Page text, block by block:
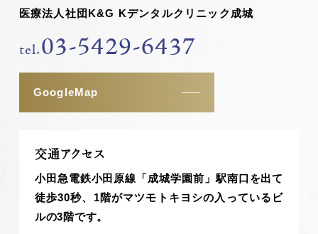
医療法人社団K&G Kデンタルクリニック成城
tel.03-5429-6437
GoogleMap
交通アクセス
小田急電鉄小田原線「成城学園前」駅南口を出て
徒歩30秒、1階がマツモトキヨシの入っているビ
ルの3階です。